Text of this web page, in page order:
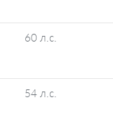
60 л.с.
54 л.с.